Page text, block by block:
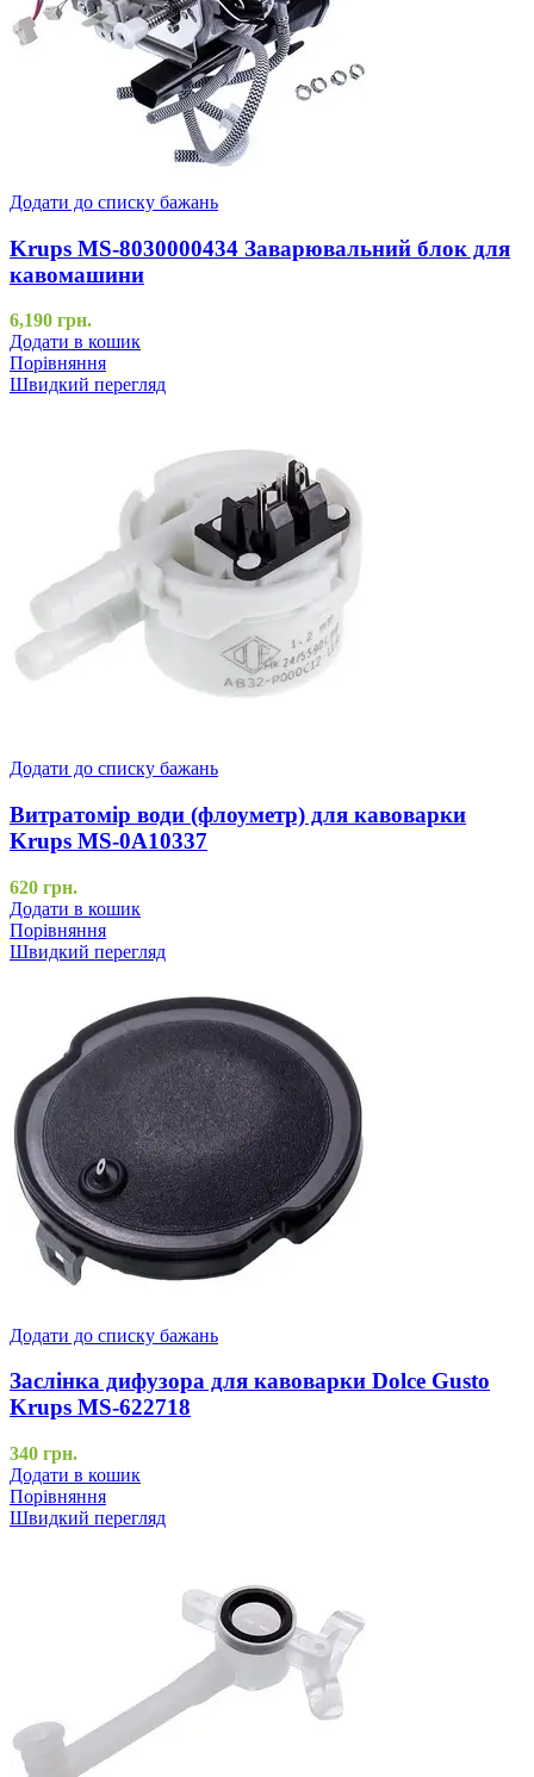
Додати до списку бажань
Krups MS-8030000434 Заварювальний блок для
кавомашини
6,190 грн.
Додати в кошик
Порівняння
Швидкий перегляд
Додати до списку бажань
Витратомір води (флоуметр) для кавоварки
Krups MS-0A10337
620 грн.
Додати в кошик
Порівняння
Швидкий перегляд
Додати до списку бажань
Заслінка дифузора для кавоварки Dolce Gusto
Krups MS-622718
340 грн.
Додати в кошик
Порівняння
Швидкий перегляд